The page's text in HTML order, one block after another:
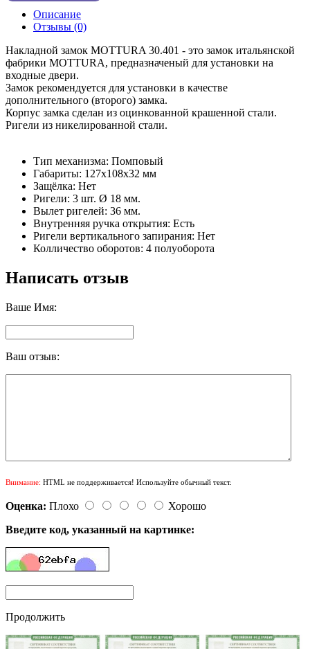
Описание
Отзывы (0)
Накладной замок MOTTURA 30.401 - это замок итальянской
фабрики MOTTURA, предназначеный для установки на
входные двери.
Замок рекомендуется для установки в качестве
дополнительного (второго) замка.
Корпус замка сделан из оцинкованной крашенной стали.
Ригели из никелированной стали.
Тип механизма: Помповый
Габариты: 127х108х32 мм
Защёлка: Нет
Ригели: 3 шт. Ø 18 мм.
Вылет ригелей: 36 мм.
Внутренняя ручка открытия: Есть
Ригели вертикального запирания: Нет
Колличество оборотов: 4 полуоборота
Написать отзыв
Ваше Имя:
Ваш отзыв:
Внимание: HTML не поддерживается! Используйте обычный текст.
Оценка: Плохо
Хорошо
Введите код, указанный на картинке:
Продолжить